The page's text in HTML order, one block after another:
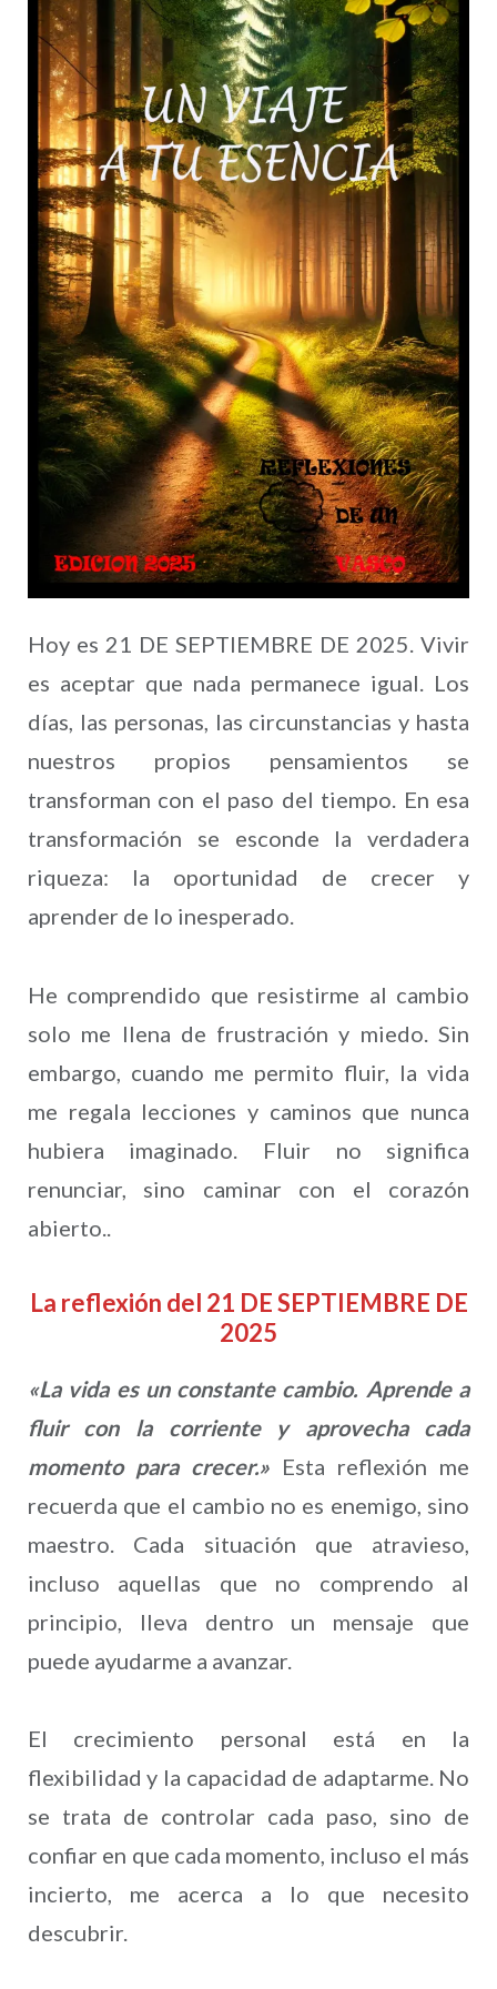
Hoy es 21 DE SEPTIEMBRE DE 2025. Vivir
es aceptar que nada permanece igual. Los
días, las personas, las circunstancias y hasta
nuestros propios pensamientos se
transforman con el paso del tiempo. En esa
transformación se esconde la verdadera
riqueza: la oportunidad de crecer y
aprender de lo inesperado.
He comprendido que resistirme al cambio
solo me llena de frustración y miedo. Sin
embargo, cuando me permito fluir, la vida
me regala lecciones y caminos que nunca
hubiera imaginado. Fluir no significa
renunciar, sino caminar con el corazón
abierto..
La reflexión del 21 DE SEPTIEMBRE DE
2025
«La vida es un constante cambio. Aprende a
fluir con la corriente y aprovecha cada
momento para crecer.» Esta reflexión me
recuerda que el cambio no es enemigo, sino
maestro. Cada situación que atravieso,
incluso aquellas que no comprendo al
principio, lleva dentro un mensaje que
puede ayudarme a avanzar.
El crecimiento personal está en la
flexibilidad y la capacidad de adaptarme. No
se trata de controlar cada paso, sino de
confiar en que cada momento, incluso el más
incierto, me acerca a lo que necesito
descubrir.